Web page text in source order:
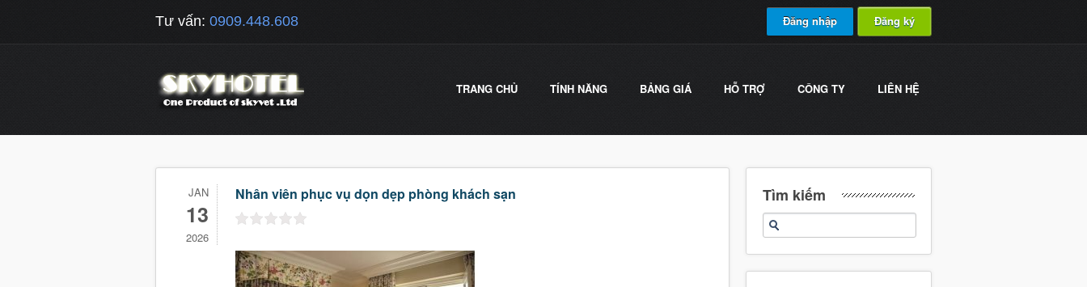
Tư vấn: 0909.448.608 Đăng nhập Đăng ký
TRANG CHỦ TÍNH NĂNG BẢNG GIÁ HỖ TRỢ CÔNG TY LIÊN HỆ
JAN
13
2026
Nhân viên phục vụ dọn dẹp phòng khách sạn Tìm kiếm